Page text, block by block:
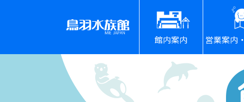
館内案内 営業案内